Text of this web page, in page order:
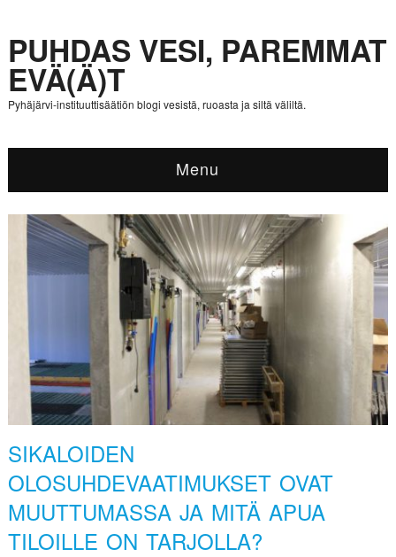
PUHDAS VESI, PAREMMAT
EVÄ(Ä)T
Pyhäjärvi-instituuttisäätiön blogi vesistä, ruoasta ja siltä väliltä.
Menu
SIKALOIDEN
OLOSUHDEVAATIMUKSET OVAT
MUUTTUMASSA JA MITÄ APUA
TILOILLE ON TARJOLLA?